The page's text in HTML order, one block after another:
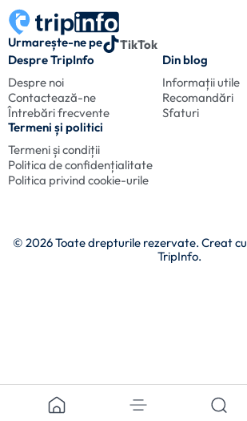
Urmarește-ne pe
TikTok
Despre TripInfo
Despre noi
Contactează-ne
Întrebări frecvente
Din blog
Informații utile
Recomandări
Sfaturi
Termeni și politici
Termeni și condiții
Politica de confidențialitate
Politica privind cookie-urile
© 2026 Toate drepturile rezervate. Creat cu
TripInfo.